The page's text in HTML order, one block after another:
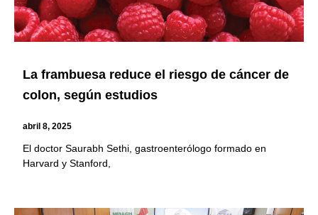
La frambuesa reduce el riesgo de cáncer de
colon, según estudios
abril 8, 2025
El doctor Saurabh Sethi, gastroenterólogo formado en
Harvard y Stanford,